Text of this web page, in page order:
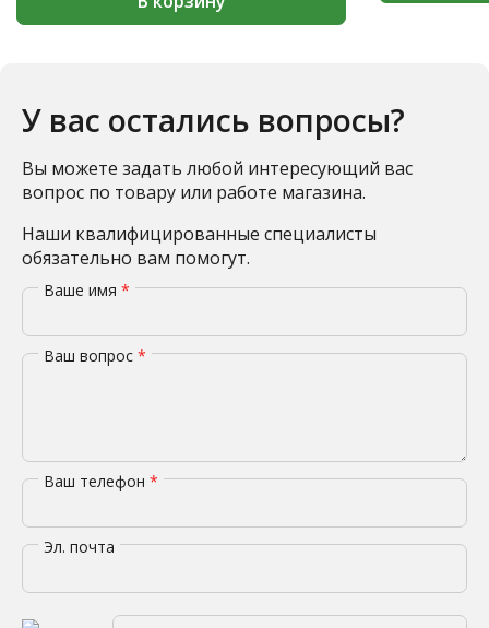
У вас остались вопросы?
Вы можете задать любой интересующий вас
вопрос по товару или работе магазина.
Наши квалифицированные специалисты
обязательно вам помогут.
Ваше имя *
Ваш вопрос *
Ваш телефон *
Эл. почта